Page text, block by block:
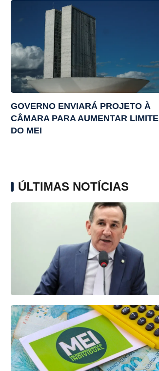
GOVERNO ENVIARÁ PROJETO À
CÂMARA PARA AUMENTAR LIMITE
DO MEI
ÚLTIMAS NOTÍCIAS